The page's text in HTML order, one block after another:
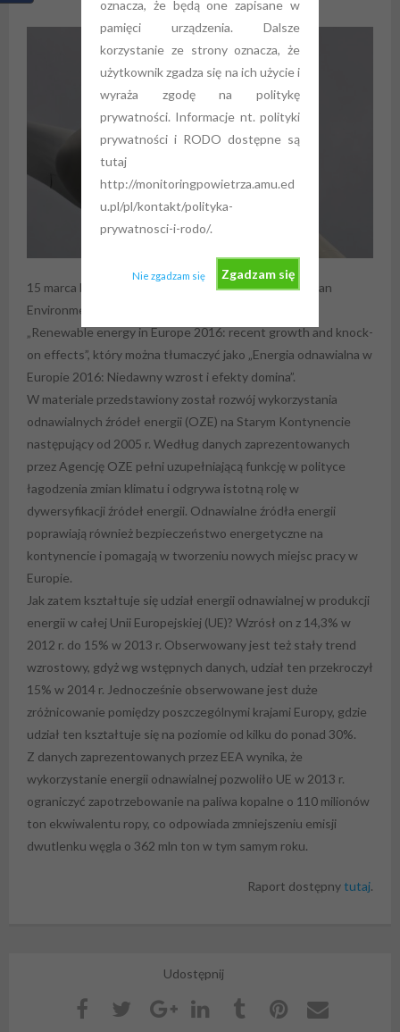
oznacza, że będą one zapisane w
pamięci urządzenia. Dalsze
korzystanie ze strony oznacza, że
użytkownik zgadza się na ich użycie i
wyraża zgodę na politykę
prywatności. Informacje nt. polityki
prywatności i RODO dostępne są
tutaj
http://monitoringpowietrza.amu.ed
u.pl/pl/kontakt/polityka-
prywatnosci-i-rodo/.
Zgadzam się
Nie zgadzam się
15 marca br. Europejska Agencja Środowiska (European
Environment Agency – EEA) opublikowała raport pt.
„Renewable energy in Europe 2016: recent growth and knock-
on effects”, który można tłumaczyć jako „Energia odnawialna w
Europie 2016: Niedawny wzrost i efekty domina”.
W materiale przedstawiony został rozwój wykorzystania
odnawialnych źródeł energii (OZE) na Starym Kontynencie
następujący od 2005 r. Według danych zaprezentowanych
przez Agencję OZE pełni uzupełniającą funkcję w polityce
łagodzenia zmian klimatu i odgrywa istotną rolę w
dywersyfikacji źródeł energii. Odnawialne źródła energii
poprawiają również bezpieczeństwo energetyczne na
kontynencie i pomagają w tworzeniu nowych miejsc pracy w
Europie.
Jak zatem kształtuje się udział energii odnawialnej w produkcji
energii w całej Unii Europejskiej (UE)? Wzrósł on z 14,3% w
2012 r. do 15% w 2013 r. Obserwowany jest też stały trend
wzrostowy, gdyż wg wstępnych danych, udział ten przekroczył
15% w 2014 r. Jednocześnie obserwowane jest duże
zróżnicowanie pomiędzy poszczególnymi krajami Europy, gdzie
udział ten kształtuje się na poziomie od kilku do ponad 30%.
Z danych zaprezentowanych przez EEA wynika, że
wykorzystanie energii odnawialnej pozwoliło UE w 2013 r.
ograniczyć zapotrzebowanie na paliwa kopalne o 110 milionów
ton ekwiwalentu ropy, co odpowiada zmniejszeniu emisji
dwutlenku węgla o 362 mln ton w tym samym roku.
Raport dostępnytutaj.
Udostępnij